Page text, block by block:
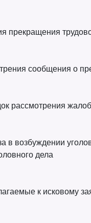
прекращения
сообщения о
рассмотрения жалоб
в возбуждении
дела
к исковому